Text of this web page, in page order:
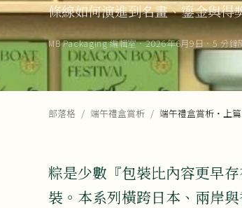
條線如何演進到名畫、鎏金與得
MB Packaging 編輯室·2026年6月9日 ·5 分鐘
部落格 / 端午禮盒賞析 / 端午禮盒賞析・上
粽是少數『包裝比內容更早
裝。本系列橫跨日本、兩岸